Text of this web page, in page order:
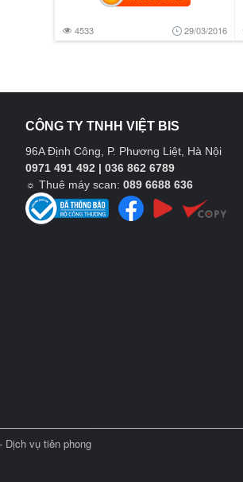
4533 29/03/2016
CÔNG TY TNHH VIỆT BIS
96A Định Công, P. Phương Liệt, Hà Nội
0971 491 492 | 036 862 6789
☼Thuê máy scan:089 6688 636
vụ tiên phong